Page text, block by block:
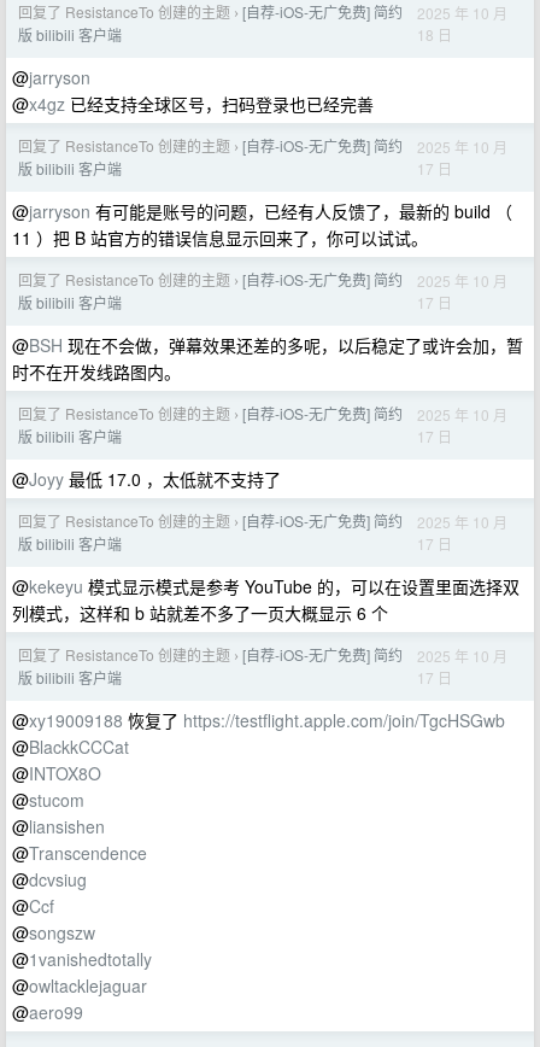
回复了 ResistanceTo 创建的主题 › [自荐-iOS-无广免费] 简约
版 bilibili 客户端
2025 年 10 月
18 日
@jarryson
@x4gz 已经支持全球区号，扫码登录也已经完善
回复了 ResistanceTo 创建的主题 › [自荐-iOS-无广免费] 简约
版 bilibili 客户端
2025 年 10 月
17 日
@jarryson 有可能是账号的问题，已经有人反馈了，最新的 build （
11 ）把 B 站官方的错误信息显示回来了，你可以试试。
回复了 ResistanceTo 创建的主题 › [自荐-iOS-无广免费] 简约
版 bilibili 客户端
2025 年 10 月
17 日
@BSH 现在不会做，弹幕效果还差的多呢，以后稳定了或许会加，暂
时不在开发线路图内。
回复了 ResistanceTo 创建的主题 › [自荐-iOS-无广免费] 简约
版 bilibili 客户端
2025 年 10 月
17 日
@Joyy 最低 17.0 ，太低就不支持了
回复了 ResistanceTo 创建的主题 › [自荐-iOS-无广免费] 简约
版 bilibili 客户端
2025 年 10 月
17 日
@kekeyu 模式显示模式是参考 YouTube 的，可以在设置里面选择双
列模式，这样和 b 站就差不多了一页大概显示 6 个
回复了 ResistanceTo 创建的主题 › [自荐-iOS-无广免费] 简约
版 bilibili 客户端
2025 年 10 月
17 日
@xy19009188 恢复了 https://testflight.apple.com/join/TgcHSGwb
@BlackkCCCat
@INTOX8O
@stucom
@liansishen
@Transcendence
@dcvsiug
@Ccf
@songszw
@1vanishedtotally
@owltacklejaguar
@aero99